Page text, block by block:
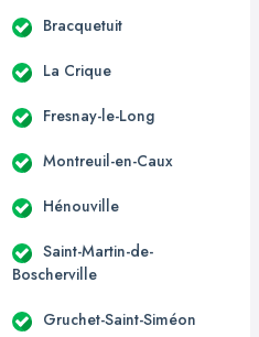
Bracquetuit
La Crique
Fresnay-le-Long
Montreuil-en-Caux
Hénouville
Saint-Martin-de-
Boscherville
Gruchet-Saint-Siméon